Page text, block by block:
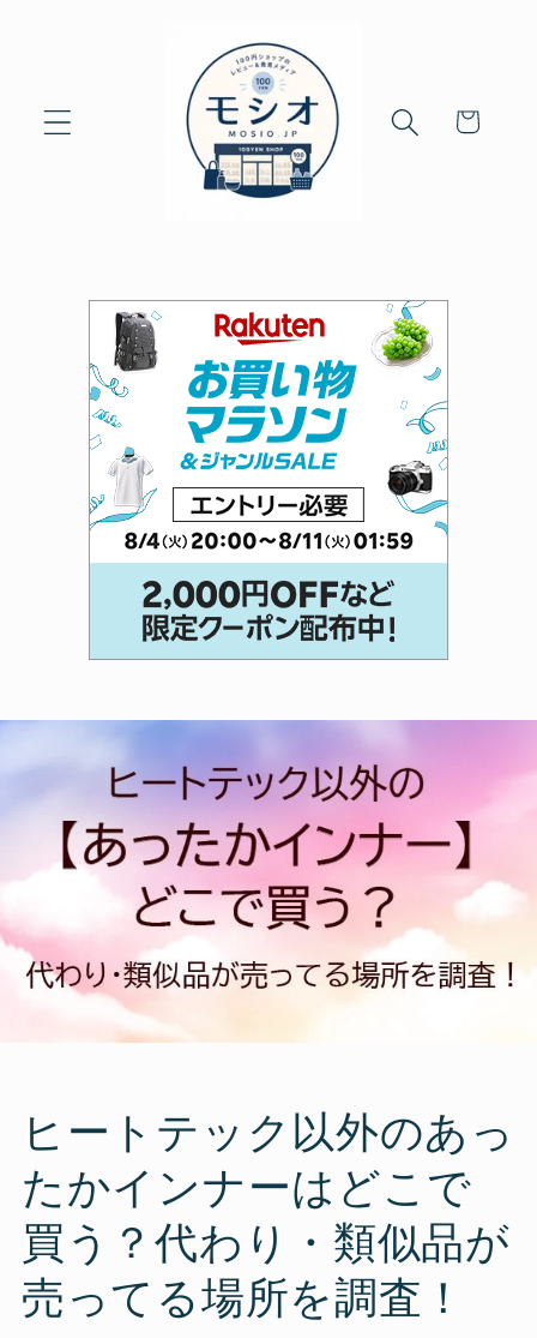
Cart
ヒートテック以外のあっ
たかインナーはどこで
買う？代わり・類似品が
売ってる場所を調査！